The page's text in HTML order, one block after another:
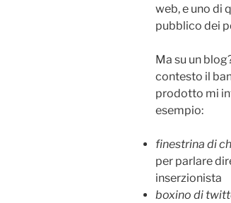
web, e uno di
pubblico dei
Ma su un
contesto il
prodotto mi
esempio:
finestrina di
per parlare
inserzionista
boxino di